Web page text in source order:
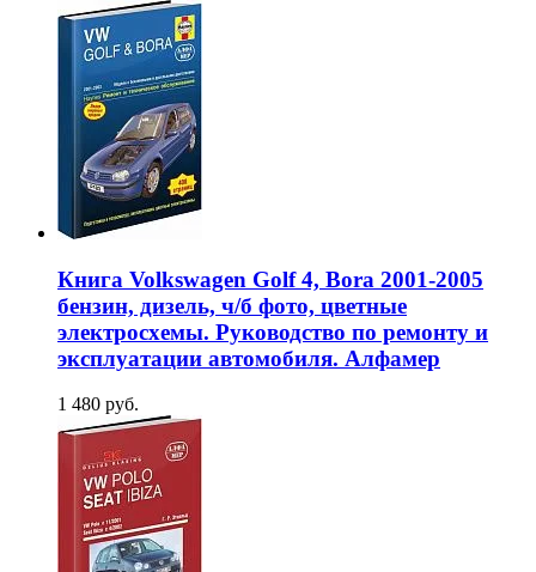
Книга Volkswagen Golf 4, Bora 2001-2005
бензин, дизель, ч/б фото, цветные
электросхемы. Руководство по ремонту и
эксплуатации автомобиля. Алфамер
1 480 руб.